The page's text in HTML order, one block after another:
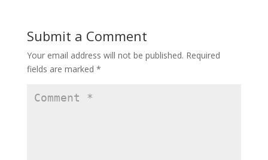
Submit a Comment
Your email address will not be published. Required
fields are marked *